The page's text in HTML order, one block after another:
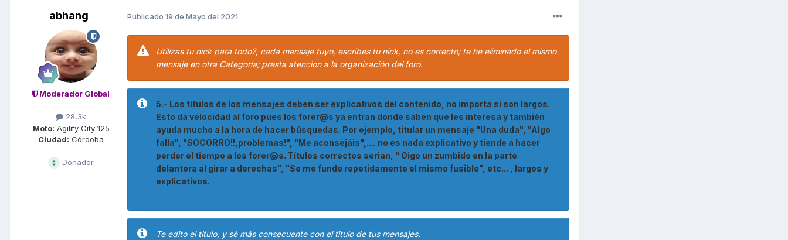
abhang
Moderador Global
28,3k
Moto: Agility City 125
Ciudad: Córdoba
Donador
Publicado 19 de Mayo del 2021
Utilizas tu nick para todo?, cada mensaje tuyo, escribes tu nick, no es correcto; te he eliminado el mismo
mensaje en otra Categoría; presta atencion a la organización del foro.
5.- Los títulos de los mensajes deben ser explicativos del contenido, no importa si son largos.
Esto da velocidad al foro pues los forer@s ya entran donde saben que les interesa y también
ayuda mucho a la hora de hacer búsquedas. Por ejemplo, titular un mensaje "Una duda", "Algo
falla", "SOCORRO!!,problemas!", "Me aconsejáis",.... no es nada explicativo y tiende a hacer
perder el tiempo a los forer@s. Títulos correctos serian, " Oigo un zumbido en la parte
delantera al girar a derechas", "Se me funde repetidamente el mismo fusible", etc... , largos y
explicativos.
Te edito el titulo, y sé más consecuente con el titulo de tus mensajes.